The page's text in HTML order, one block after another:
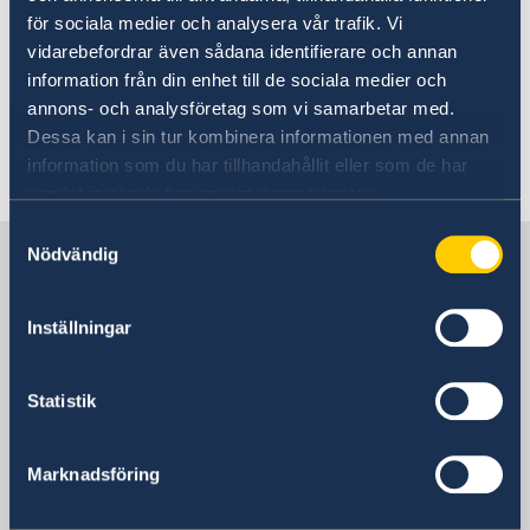
för sociala medier och analysera vår trafik. Vi
vidarebefordrar även sådana identifierare och annan
information från din enhet till de sociala medier och
annons- och analysföretag som vi samarbetar med.
Dessa kan i sin tur kombinera informationen med annan
information som du har tillhandahållit eller som de har
Nödvändig
Inställningar
Statistik
Marknadsföring
In- och utresebestämmelser
Hälso- och sjukvård
Lokala lagar och sedvänjor
Kriminalitet och personlig säkerhet
Trafiksäkerhet
Försäkringsskydd
Övriga upplysningar
Jordbävningsberedskap i Turkiet – förhållningsregler
Europeiska ERV Alarm (f d Euro-Alarm) +46 770
456 920 Europeiska ERV Alarm
Falck Global Assistance AB +46 8 58771717
Falck Global Assistance
Sverige i Turkiet
Sveriges ambassad &
Turkiet, Istanbul